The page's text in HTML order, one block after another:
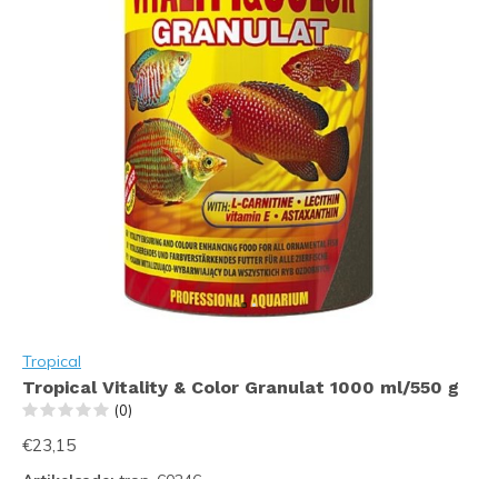
Tropical
Tropical Vitality & Color Granulat 1000 ml/550 g
(0)
€23,15